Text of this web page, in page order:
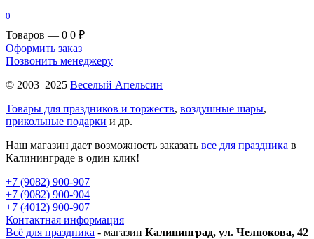
0
Товаров — 0 0 ₽
Оформить заказ
Позвонить менеджеру
© 2003–2025 Веселый Апельсин
Товары для праздников и торжеств, воздушные шары,
прикольные подарки и др.
Наш магазин дает возможность заказать все для праздника в
Калининграде в один клик!
+7 (9082) 900-907
+7 (9082) 900-904
+7 (4012) 900-907
Контактная информация
Всё для праздника - магазин Калининград, ул. Челнокова, 42